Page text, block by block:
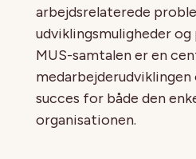
arbejdsrelaterede
udviklingsmuligheder
MUS-samtalen er en
succes for både den
organisationen.